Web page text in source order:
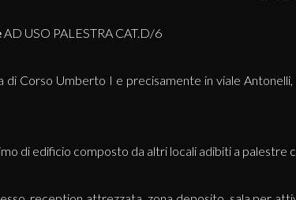
AD USO PALESTRA CAT.D/6
di Corso Umberto I e precisamente in viale
di edificio composto da altri locali adibiti a palestre